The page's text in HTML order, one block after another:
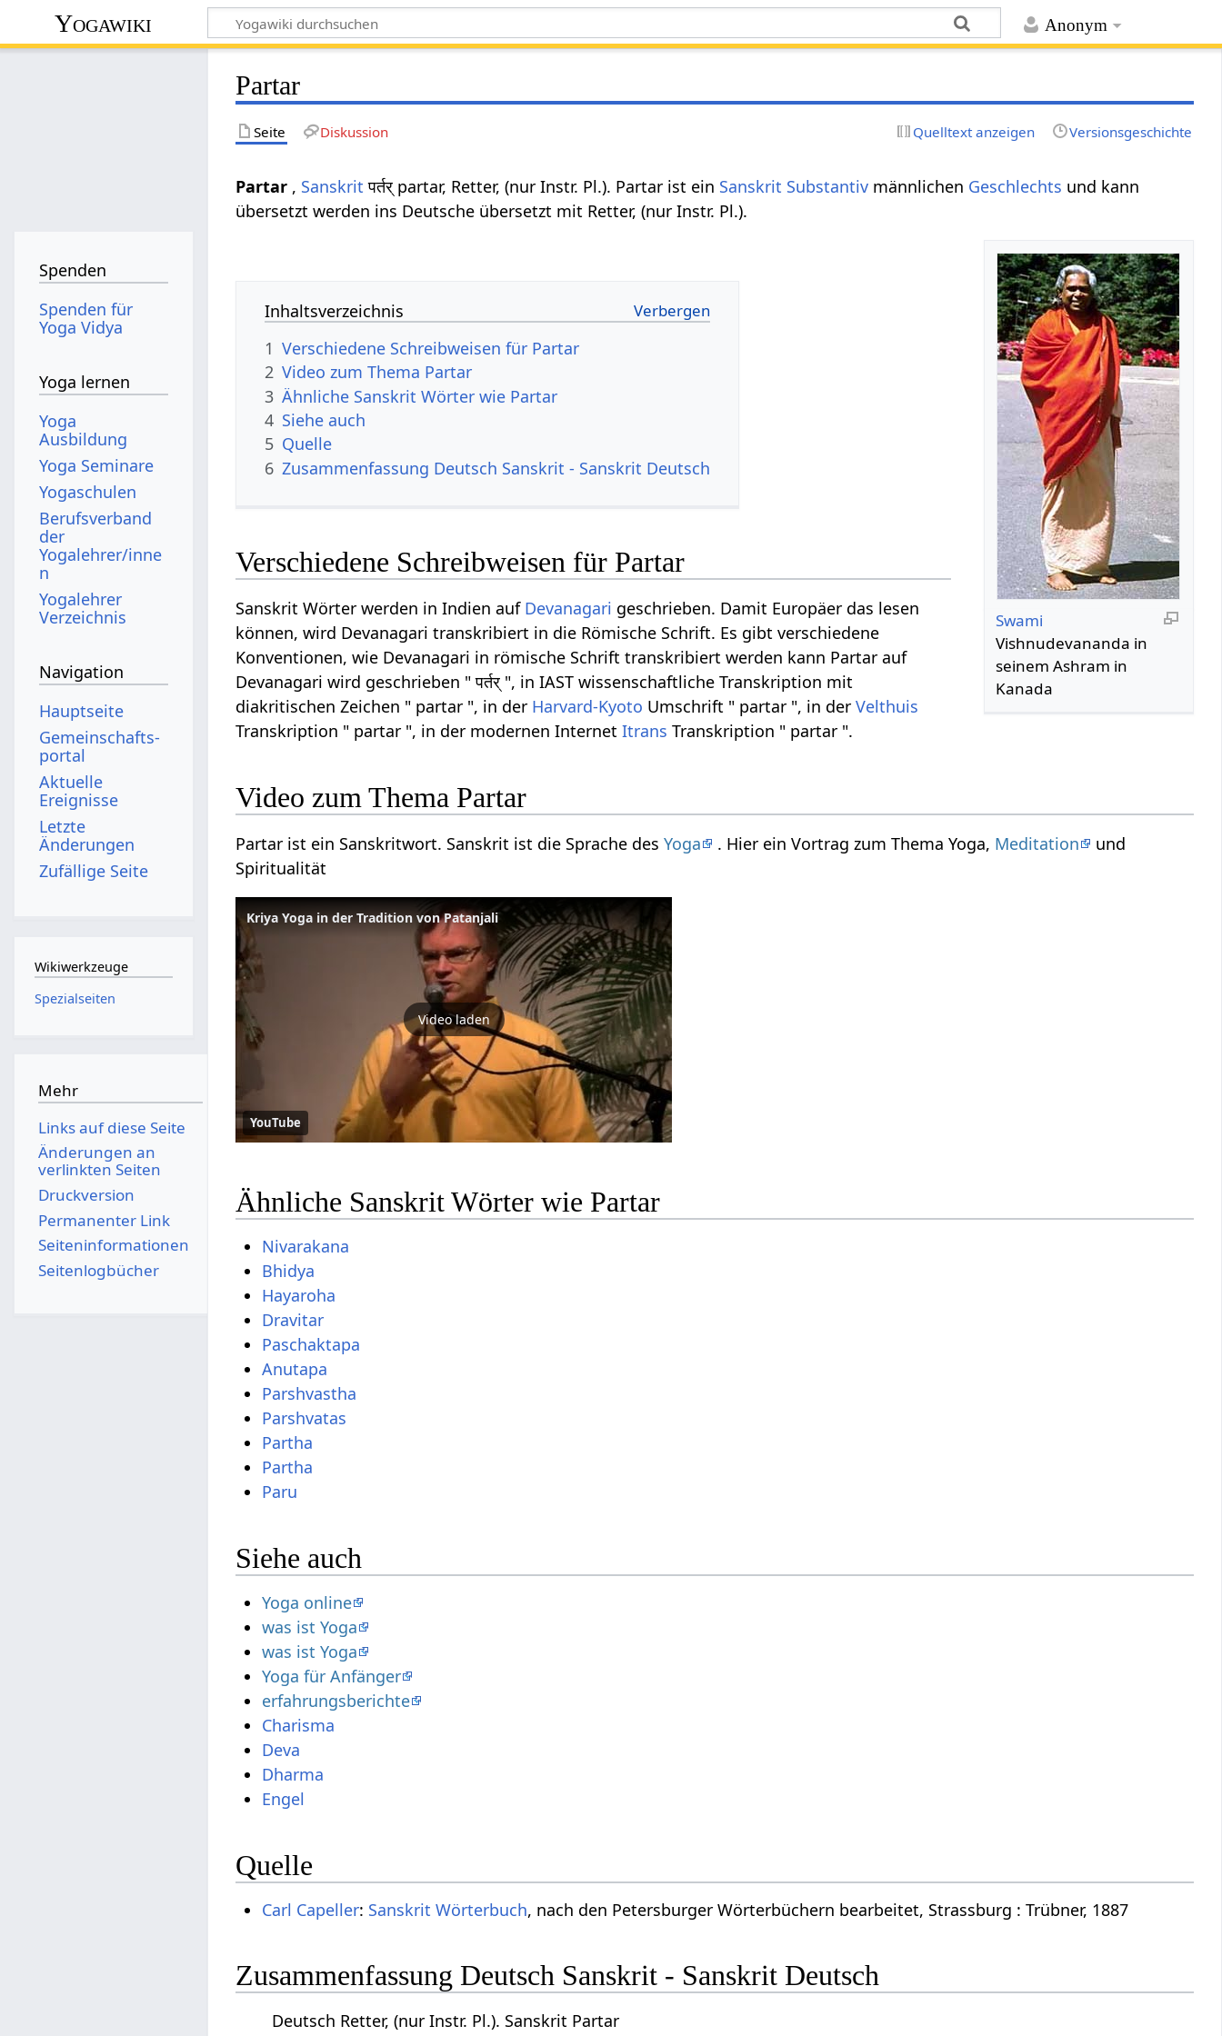
Anonym
Yogawiki
Partar
Seite Diskussion Quelltext anzeigen Versionsgeschichte
Partar , Sanskrit पर्तर् partar, Retter, (nur Instr. Pl.). Partar ist ein Sanskrit Substantiv männlichen Geschlechts und kann
übersetzt werden ins Deutsche übersetzt mit Retter, (nur Instr. Pl.).
Swami
Vishnudevananda in
seinem Ashram in
Kanada
Inhaltsverzeichnis
1 Verschiedene Schreibweisen für Partar
2 Video zum Thema Partar
3 Ähnliche Sanskrit Wörter wie Partar
4 Siehe auch
5 Quelle
6 Zusammenfassung Deutsch Sanskrit - Sanskrit Deutsch
Verschiedene Schreibweisen für Partar
Sanskrit Wörter werden in Indien auf Devanagari geschrieben. Damit Europäer das lesen
können, wird Devanagari transkribiert in die Römische Schrift. Es gibt verschiedene
Konventionen, wie Devanagari in römische Schrift transkribiert werden kann Partar auf
Devanagari wird geschrieben " पर्तर् ", in IAST wissenschaftliche Transkription mit
diakritischen Zeichen " partar ", in der Harvard-Kyoto Umschrift " partar ", in derVelthuis
Transkription " partar ", in der modernen InternetItrans Transkription " partar ".
Video zum Thema Partar
Partar ist ein Sanskritwort. Sanskrit ist die Sprache desYoga . Hier ein Vortrag zum Thema Yoga, Meditation
und
Spiritualität
Kriya Yoga in der Tradition von Patanjali
Video laden
YouTube
Ähnliche Sanskrit Wörter wie Partar
Nivarakana
Bhidya
Hayaroha
Dravitar
Paschaktapa
Anutapa
Parshvastha
Parshvatas
Partha
Partha
Paru
Siehe auch
Yoga online
was ist Yoga
was ist Yoga
Yoga für Anfänger
erfahrungsberichte
Charisma
Deva
Dharma
Engel
Quelle
Carl Capeller: Sanskrit Wörterbuch, nach den Petersburger Wörterbüchern bearbeitet, Strassburg : Trübner, 1887
Zusammenfassung Deutsch Sanskrit - Sanskrit Deutsch
Deutsch Retter, (nur Instr. Pl.). Sanskrit Partar
Spenden
Spenden für
Yoga Vidya
Yoga lernen
Yoga
Ausbildung
Yoga Seminare
Yogaschulen
Berufsverband
der
Yogalehrer/inne
n
Yogalehrer
Verzeichnis
Navigation
Hauptseite
Gemeinschafts­
portal
Aktuelle
Ereignisse
Letzte
Änderungen
Zufällige Seite
Wikiwerkzeuge
Spezialseiten
Mehr
Links auf diese Seite
Änderungen an
verlinkten Seiten
Druckversion
Permanenter Link
Seiten­­informationen
Seitenlogbücher